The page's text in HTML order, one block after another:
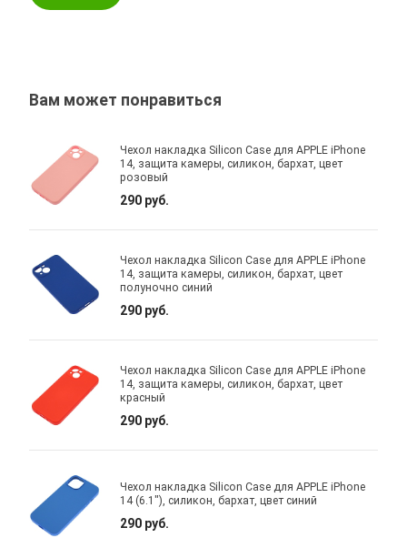
Вам может понравиться
Чехол накладка Silicon Case для APPLE iPhone
14, защита камеры, силикон, бархат, цвет
розовый
290 руб.
Чехол накладка Silicon Case для APPLE iPhone
14, защита камеры, силикон, бархат, цвет
полуночно синий
290 руб.
Чехол накладка Silicon Case для APPLE iPhone
14, защита камеры, силикон, бархат, цвет
красный
290 руб.
Чехол накладка Silicon Case для APPLE iPhone
14 (6.1"), силикон, бархат, цвет синий
290 руб.